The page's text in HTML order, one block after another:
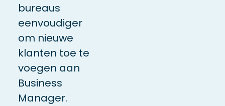
bureaus
eenvoudiger
om nieuwe
klanten toe te
voegen aan
Business
Manager.